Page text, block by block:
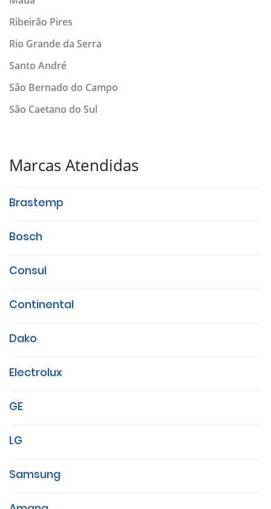
Ribeirão Pires
Rio Grande da Serra
Santo André
São Bernado do Campo
São Caetano do Sul
Marcas Atendidas
Brastemp
Bosch
Consul
Continental
Dako
Electrolux
GE
LG
Samsung